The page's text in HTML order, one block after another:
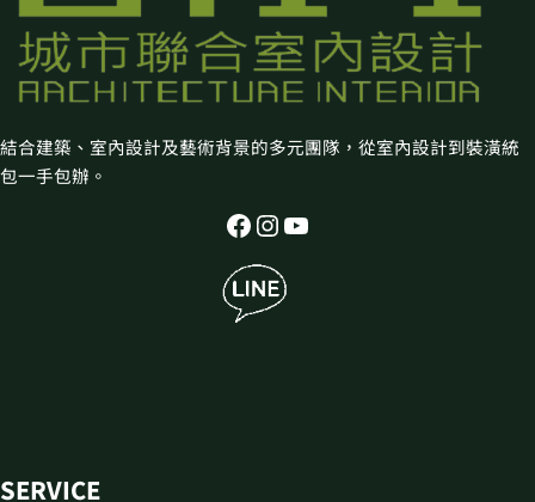
結合建築、室內設計及藝術背景的多元團隊，從室內設計到裝潢統
包一手包辦。
SERVICE